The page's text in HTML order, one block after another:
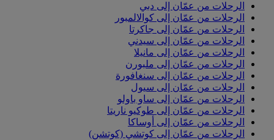
الرحلات من عمّان إلى دبي
الرحلات من عمّان إلى كوالالمبور
الرحلات من عمّان إلى جاكرتا
الرحلات من عمّان إلى سيدني
الرحلات من عمّان إلى مانيلا
الرحلات من عمّان إلى ملبورن
الرحلات من عمّان إلى سنغافورة
الرحلات من عمّان إلى سيول
الرحلات من عمّان إلى ساو باولو
الرحلات من عمّان إلى طوكيو ناريتا
الرحلات من عمّان إلى أوساكا
الرحلات من عمّان إلى كوتشي (كوتشن)